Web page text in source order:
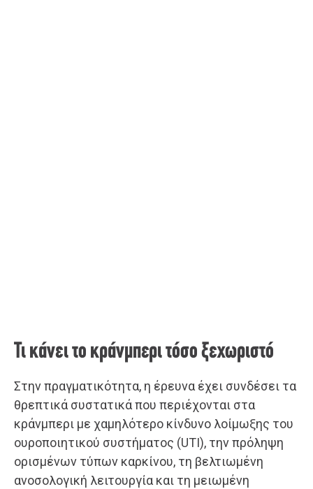
Τι κάνει το κράνμπερι τόσο ξεχωριστό
Στην πραγματικότητα, η έρευνα έχει συνδέσει τα
θρεπτικά συστατικά που περιέχονται στα
κράνμπερι με χαμηλότερο κίνδυνο λοίμωξης του
ουροποιητικού συστήματος (UTI), την πρόληψη
ορισμένων τύπων καρκίνου, τη βελτιωμένη
ανοσολογική λειτουργία και τη μειωμένη